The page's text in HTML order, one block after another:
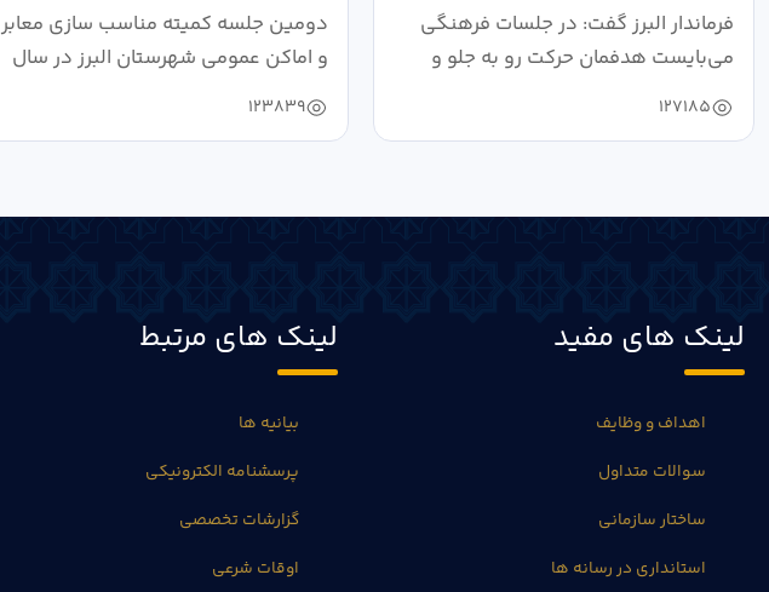
فرماندار البرز گفت: در جلسات فرهنگی
می‌بایست هدفمان حرکت رو به جلو و
دستیابی...
127185
دومین جلسه کمیته مناسب سازی معابر
و اماکن عمومی شهرستان البرز در سال
۱۴۰۴ به...
123839
لینک های مفید
اهداف و وظایف
سوالات متداول
ساختار سازمانی
استانداری در رسانه ها
لینک های مرتبط
بیانیه ها
پرسشنامه الکترونیکی
گزارشات تخصصی
اوقات شرعی